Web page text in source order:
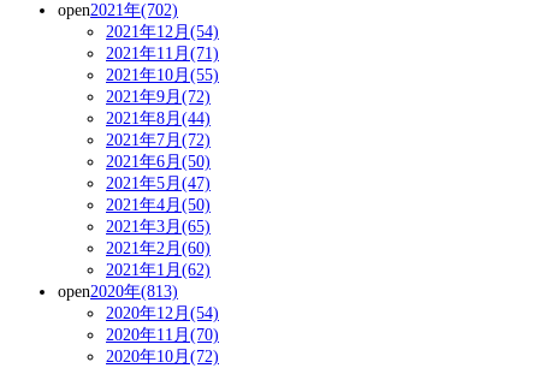
open2021年(702)
2021年12月(54)
2021年11月(71)
2021年10月(55)
2021年9月(72)
2021年8月(44)
2021年7月(72)
2021年6月(50)
2021年5月(47)
2021年4月(50)
2021年3月(65)
2021年2月(60)
2021年1月(62)
open2020年(813)
2020年12月(54)
2020年11月(70)
2020年10月(72)